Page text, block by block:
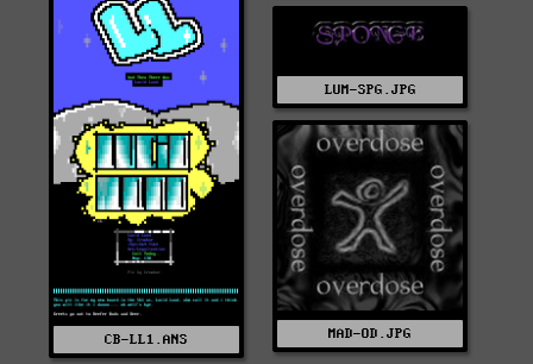
CB-LL1.ANS
LUM-SPG.JPG
MAD-OD.JPG